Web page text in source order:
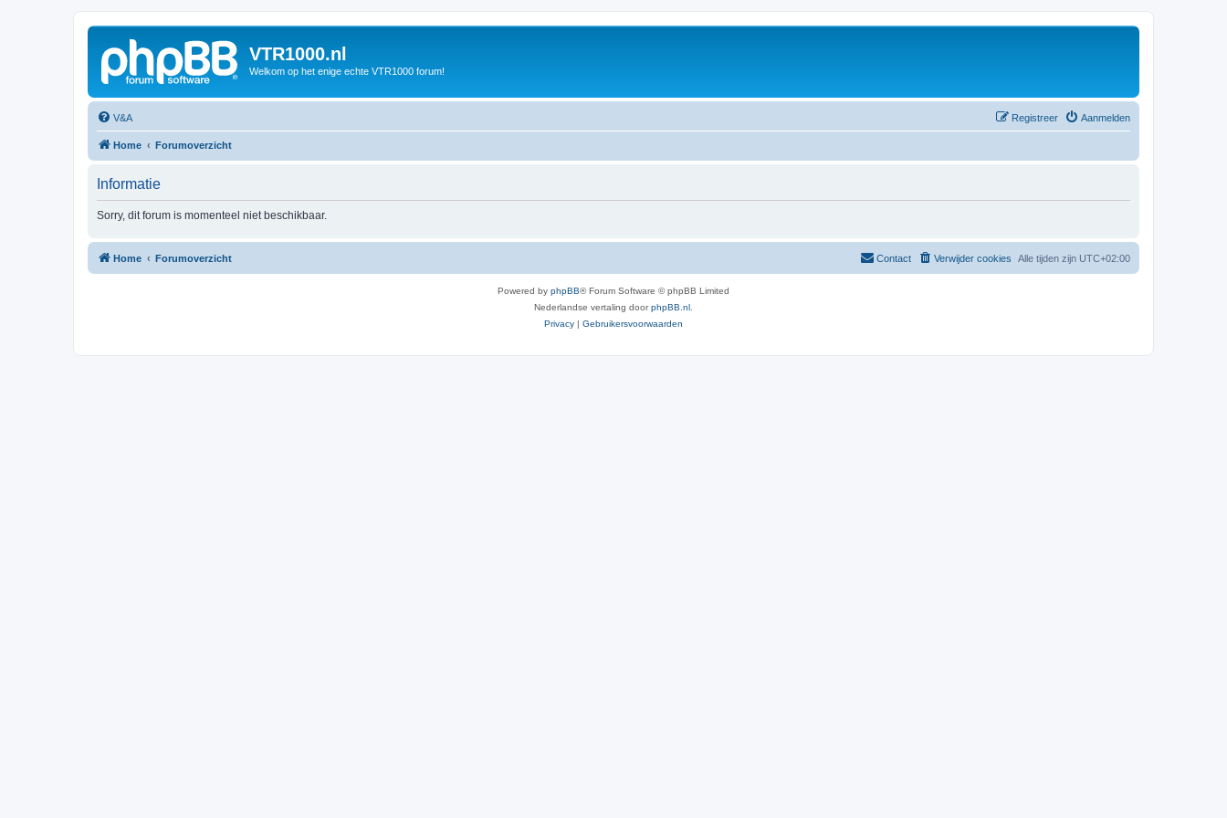
VTR1000.nl
Welkom op het enige echte VTR1000 forum!
V&A Aanmelden
Registreer
Home Forumoverzicht
Informatie
Sorry, dit forum is momenteel niet beschikbaar.
Home Forumoverzicht Alle tijden zijn UTC+02:00
Verwijder cookies
Contact
Powered by phpBB® Forum Software © phpBB Limited
Nederlandse vertaling doorphpBB.nl
Privacy | Gebruikersvoorwaarden